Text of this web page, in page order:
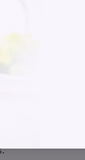
června na
telefonu.
vzpomínky!